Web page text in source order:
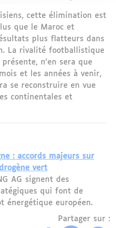
cette élimination est
que le Maroc et
plus flatteurs dans
La rivalité footballistique
n'en sera que
et les années à venir,
se reconstruire en vue
continentales et
: accords majeurs sur
vert
AG signent des
qui font de
énergétique européen.
Partager sur :